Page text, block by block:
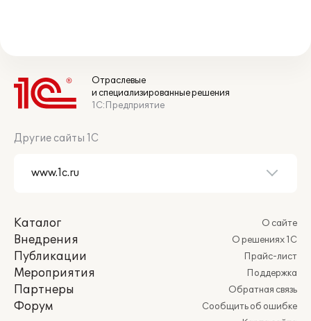
Отраслевые
и специализированные решения
1С:Предприятие
Другие сайты 1С
Каталог
Внедрения
Публикации
Мероприятия
Партнеры
Форум
О сайте
О решениях 1С
Прайс-лист
Поддержка
Обратная связь
Сообщить об ошибке